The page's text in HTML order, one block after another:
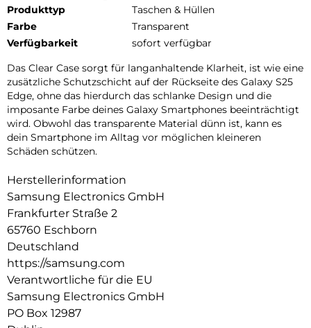
Produkttyp
Taschen & Hüllen
Farbe
Transparent
Verfügbarkeit
sofort verfügbar
Das Clear Case sorgt für langanhaltende Klarheit, ist wie eine
zusätzliche Schutzschicht auf der Rückseite des Galaxy S25
Edge, ohne das hierdurch das schlanke Design und die
imposante Farbe deines Galaxy Smartphones beeinträchtigt
wird. Obwohl das transparente Material dünn ist, kann es
dein Smartphone im Alltag vor möglichen kleineren
Schäden schützen.
Herstellerinformation
Samsung Electronics GmbH
Frankfurter Straße 2
65760 Eschborn
Deutschland
https://samsung.com
Verantwortliche für die EU
Samsung Electronics GmbH
PO Box 12987